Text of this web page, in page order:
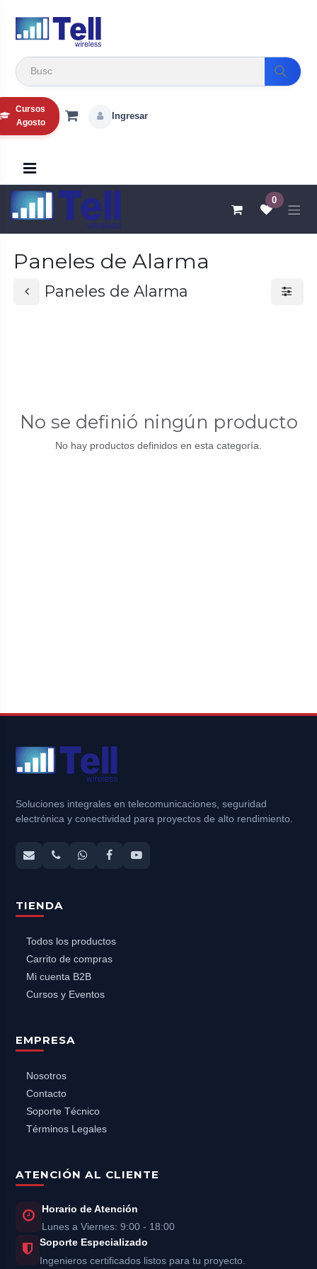
Cursos
Agosto
Ingresar
0
Paneles de Alarma
Paneles de Alarma
No se definió ningún producto
No hay productos definidos en esta categoría.
Soluciones integrales en telecomunicaciones, seguridad
electrónica y conectividad para proyectos de alto rendimiento.
TIENDA
Todos los productos
Carrito de compras
Mi cuenta B2B
Cursos y Eventos
EMPRESA
Nosotros
Contacto
Soporte Técnico
Términos Legales
ATENCIÓN AL CLIENTE
Horario de Atención
Lunes a Viernes: 9:00 - 18:00
Soporte Especializado
Ingenieros certificados listos para tu proyecto.